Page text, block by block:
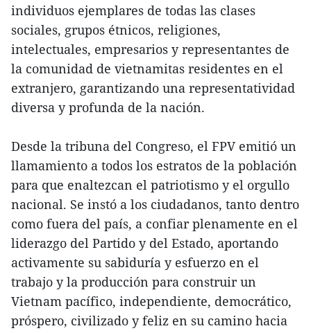
individuos ejemplares de todas las clases
sociales, grupos étnicos, religiones,
intelectuales, empresarios y representantes de
la comunidad de vietnamitas residentes en el
extranjero, garantizando una representatividad
diversa y profunda de la nación.
Desde la tribuna del Congreso, el FPV emitió un
llamamiento a todos los estratos de la población
para que enaltezcan el patriotismo y el orgullo
nacional. Se instó a los ciudadanos, tanto dentro
como fuera del país, a confiar plenamente en el
liderazgo del Partido y del Estado, aportando
activamente su sabiduría y esfuerzo en el
trabajo y la producción para construir un
Vietnam pacífico, independiente, democrático,
próspero, civilizado y feliz en su camino hacia